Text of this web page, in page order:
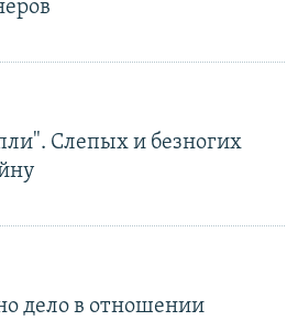
Слепых и безногих
дело в отношении